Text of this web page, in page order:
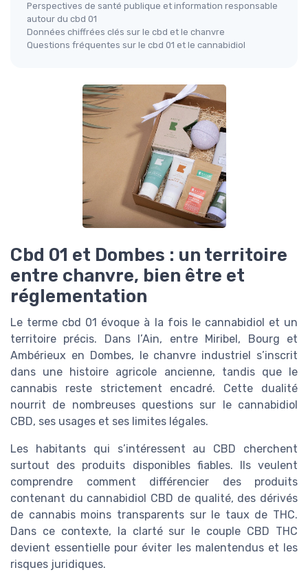
Perspectives de santé publique et information responsable
autour du cbd 01
Données chiffrées clés sur le cbd et le chanvre
Questions fréquentes sur le cbd 01 et le cannabidiol
Cbd 01 et Dombes : un territoire
entre chanvre, bien être et
réglementation
Le terme cbd 01 évoque à la fois le cannabidiol et un
territoire précis. Dans l’Ain, entre Miribel, Bourg et
Ambérieux en Dombes, le chanvre industriel s’inscrit
dans une histoire agricole ancienne, tandis que le
cannabis reste strictement encadré. Cette dualité
nourrit de nombreuses questions sur le cannabidiol
CBD, ses usages et ses limites légales.
Les habitants qui s’intéressent au CBD cherchent
surtout des produits disponibles fiables. Ils veulent
comprendre comment différencier des produits
contenant du cannabidiol CBD de qualité, des dérivés
de cannabis moins transparents sur le taux de THC.
Dans ce contexte, la clarté sur le couple CBD THC
devient essentielle pour éviter les malentendus et les
risques juridiques.